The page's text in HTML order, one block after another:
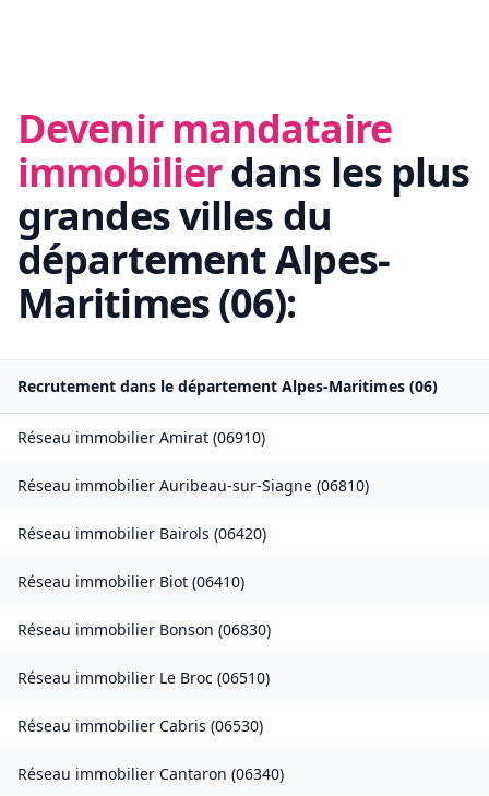
Devenir mandataire
immobilierdans les plus
grandes villes du
départementAlpes-
Maritimes(06):
Recrutement dans le département Alpes-Maritimes (06)
Réseau immobilier Amirat (06910)
Réseau immobilier Auribeau-sur-Siagne (06810)
Réseau immobilier Bairols (06420)
Réseau immobilier Biot (06410)
Réseau immobilier Bonson (06830)
Réseau immobilier Le Broc (06510)
Réseau immobilier Cabris (06530)
Réseau immobilier Cantaron (06340)